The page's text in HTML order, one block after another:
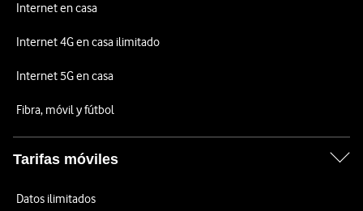
Internet en casa
Internet 4G en casa ilimitado
Internet 5G en casa
Fibra, móvil y fútbol
Tarifas móviles
Datos ilimitados